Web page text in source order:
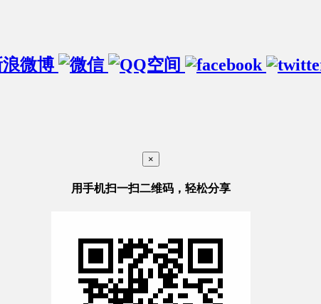
×
用手机扫一扫二维码，轻松分享